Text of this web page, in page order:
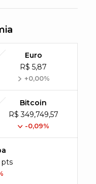
Euro
R$ 5,87
+0,00%
Bitcoin
R$ 349,749,57
-0,09%
pts